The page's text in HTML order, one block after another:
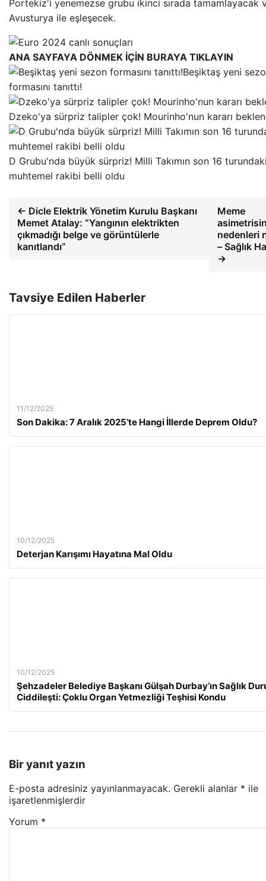
Portekiz'i yenemezse grubu ikinci sırada tamamlayacak
Avusturya ile eşleşecek.
ANA SAYFAYA DÖNMEK İÇİN BURAYA TIKLAYIN
Beşiktaş yeni
formasını tanıttı!
Dzeko'ya sürpriz talipler çok! Mourinho'nun kararı
D Grubu'nda büyük sürpriz! Milli Takımın son 16
muhtemel rakibi belli oldu
← Dicle Elektrik Yönetim Kurulu Başkanı
Memet Atalay: “Yangının elektrikten
çıkmadığı belge ve görüntülerle
kanıtlandı”
Meme
nedenleri
– Sağlık
→
Tavsiye Edilen Haberler
11/12/2025
Son Dakika: 7 Aralık 2025’te Hangi İllerde Deprem Oldu?
10/12/2025
Deterjan Karışımı Hayatına Mal Oldu
10/12/2025
Şehzadeler Belediye Başkanı Gülşah Durbay’ın Sağlık
Ciddileşti: Çoklu Organ Yetmezliği Teşhisi Kondu
Bir yanıt yazın
E-posta adresiniz yayınlanmayacak. Gerekli alanlar * ile
işaretlenmişlerdir
Yorum *